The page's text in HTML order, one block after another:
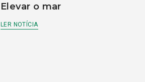
Elevar o mar
LER NOTÍCIA